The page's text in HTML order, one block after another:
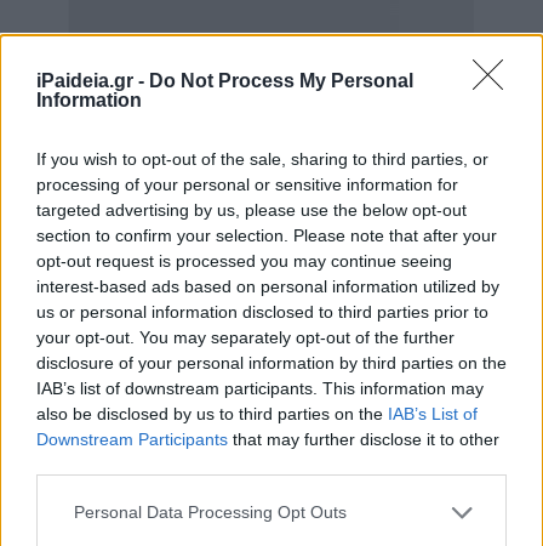
iPaideia.gr - Do Not Process My Personal
Information
If you wish to opt-out of the sale, sharing to third parties, or
processing of your personal or sensitive information for
targeted advertising by us, please use the below opt-out
section to confirm your selection. Please note that after your
opt-out request is processed you may continue seeing
interest-based ads based on personal information utilized by
us or personal information disclosed to third parties prior to
your opt-out. You may separately opt-out of the further
disclosure of your personal information by third parties on the
IAB’s list of downstream participants. This information may
also be disclosed by us to third parties on the IAB’s List of
Downstream Participants that may further disclose it to other
Please note that this website/app uses one or more Google
Personal Data Processing Opt Outs
3. ΥΑ ΙΤΥΕ ΔΙΟΦΑΝΤΟΣεδώ
4. ΥΑ ΣΑΕΚεδώ
5. ΥΑ ΙΜΜΑεδώ